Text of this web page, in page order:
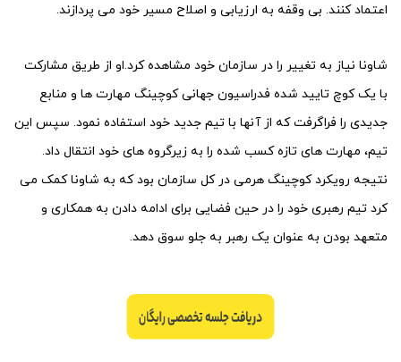
اعتماد کنند. بی وقفه به ارزیابی و اصلاح مسیر خود می پردازند.
شاونا نیاز به تغییر را در سازمان خود مشاهده کرد.او از طریق مشارکت
با یک کوچ تایید شده فدراسیون جهانی کوچینگ مهارت ها و منابع
جدیدی را فراگرفت که از آنها با تیم جدید خود استفاده نمود. سپس این
تیم، مهارت های تازه کسب شده را به زیرگروه های خود انتقال داد.
نتیجه رویکرد کوچینگ هرمی در کل سازمان بود که به شاونا کمک می
کرد تیم رهبری خود را در حین فضایی برای ادامه دادن به همکاری و
متعهد بودن به عنوان یک رهبر به جلو سوق دهد.